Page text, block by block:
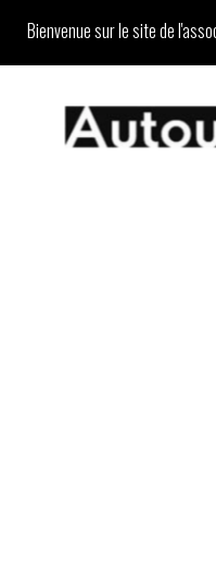
Bienvenue sur le site de